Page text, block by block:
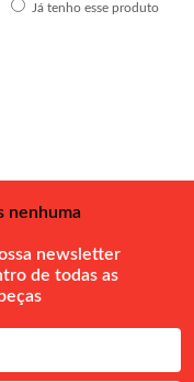
Já tenho esse produto
nenhuma
newsletter
de todas as